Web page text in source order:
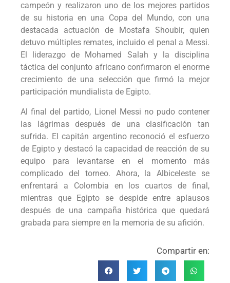
campeón y realizaron uno de los mejores partidos
de su historia en una Copa del Mundo, con una
destacada actuación de Mostafa Shoubir, quien
detuvo múltiples remates, incluido el penal a Messi.
El liderazgo de Mohamed Salah y la disciplina
táctica del conjunto africano confirmaron el enorme
crecimiento de una selección que firmó la mejor
participación mundialista de Egipto.
Al final del partido, Lionel Messi no pudo contener
las lágrimas después de una clasificación tan
sufrida. El capitán argentino reconoció el esfuerzo
de Egipto y destacó la capacidad de reacción de su
equipo para levantarse en el momento más
complicado del torneo. Ahora, la Albiceleste se
enfrentará a Colombia en los cuartos de final,
mientras que Egipto se despide entre aplausos
después de una campaña histórica que quedará
grabada para siempre en la memoria de su afición.
Compartir en: